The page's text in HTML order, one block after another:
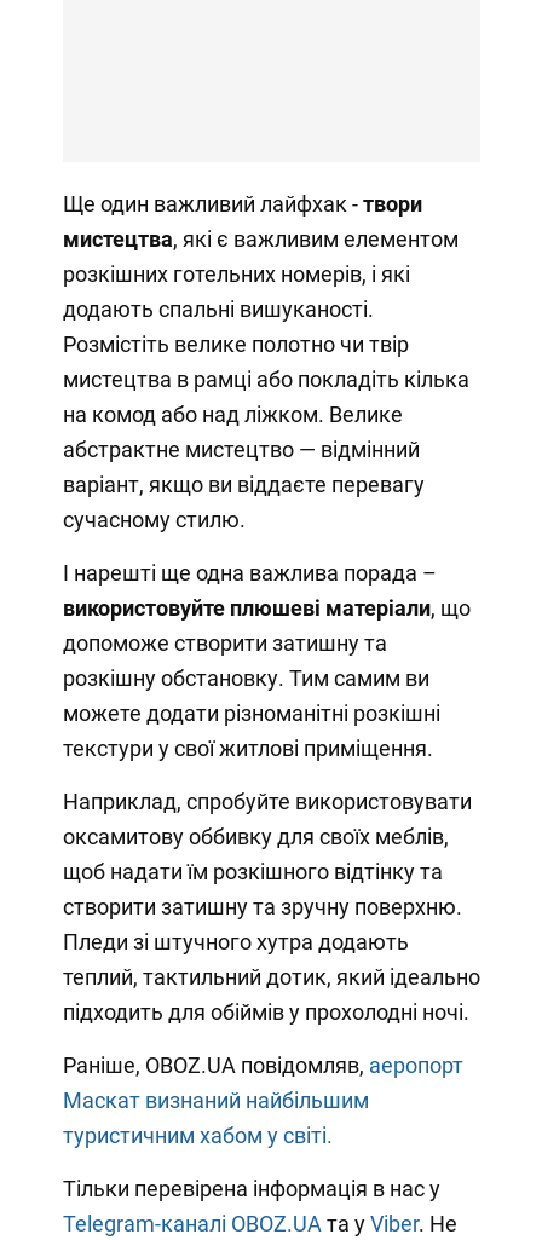
Ще один важливий лайфхак -твори
мистецтва, які є важливим елементом
розкішних готельних номерів, і які
додають спальні вишуканості.
Розмістіть велике полотно чи твір
мистецтва в рамці або покладіть кілька
на комод або над ліжком. Велике
абстрактне мистецтво — відмінний
варіант, якщо ви віддаєте перевагу
сучасному стилю.
І нарешті ще одна важлива порада –
використовуйте плюшеві матеріали, що
допоможе створити затишну та
розкішну обстановку. Тим самим ви
можете додати різноманітні розкішні
текстури у свої житлові приміщення.
Наприклад, спробуйте використовувати
оксамитову оббивку для своїх меблів,
щоб надати їм розкішного відтінку та
створити затишну та зручну поверхню.
Пледи зі штучного хутра додають
теплий, тактильний дотик, який ідеально
підходить для обіймів у прохолодні ночі.
Раніше, OBOZ.UA повідомляв, аеропорт
Маскат визнаний найбільшим
туристичним хабом у світі.
Тільки перевірена інформація в нас у
Telegram-каналі OBOZ.UAта уViber. Не